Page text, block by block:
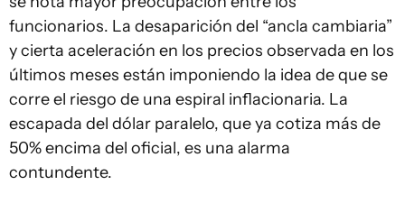
funcionarios. La desaparición del “ancla cambiaria”
y cierta aceleración en los precios observada en los
últimos meses están imponiendo la idea de que se
corre el riesgo de una espiral inflacionaria. La
escapada del dólar paralelo, que ya cotiza más de
50% encima del oficial, es una alarma
contundente.